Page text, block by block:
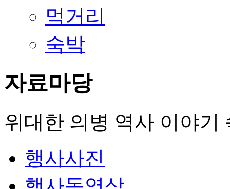
먹거리
숙박
자료마당
위대한 의병 역사 이야기
행사사진